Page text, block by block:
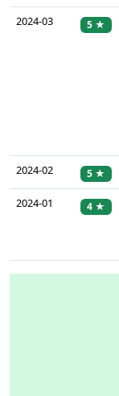
2024-03 5 ★
2024-02 5 ★
2024-01 4 ★